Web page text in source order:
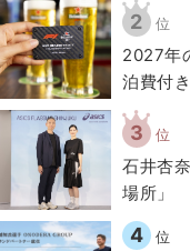
2 位
2027年
泊費付
3 位
石井杏
場所」
4 位